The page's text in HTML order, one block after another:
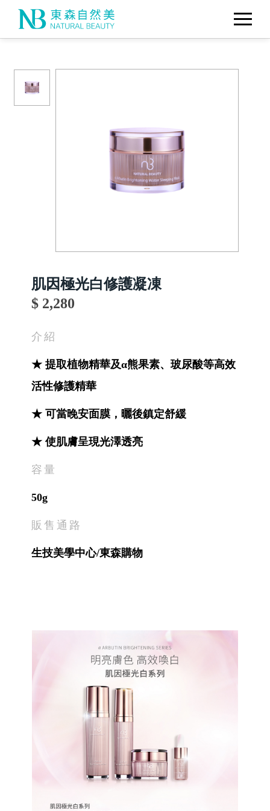
肌因極光白修護凝凍
$ 2,280
介紹
★ 提取植物精華及α熊果素、玻尿酸等高效
活性修護精華
★ 可當晚安面膜，曬後鎮定舒緩
★ 使肌膚呈現光澤透亮
容量
50g
販售通路
生技美學中心/東森購物